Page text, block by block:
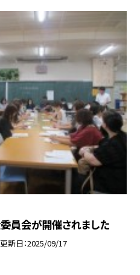
員会が開催されました
更新日 2025/09/17